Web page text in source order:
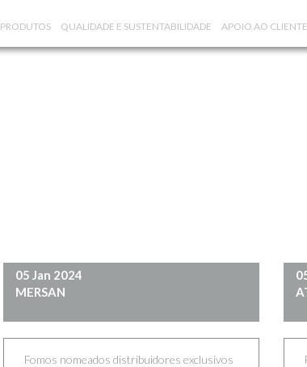
PRODUTOS QUALIDADE E SUSTENTABILIDADE APOIO AO CLIENTE
05 Jan 2024
MERSAN
Fomos nomeados distribuidores exclusivos